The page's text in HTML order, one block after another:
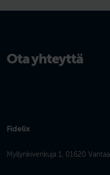
Ota yhteyttä
Fidelix
Myllynkivenkuja 1, 01620 Vantaa